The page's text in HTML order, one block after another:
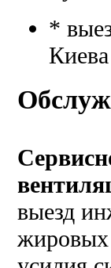
*
выезд
жировых